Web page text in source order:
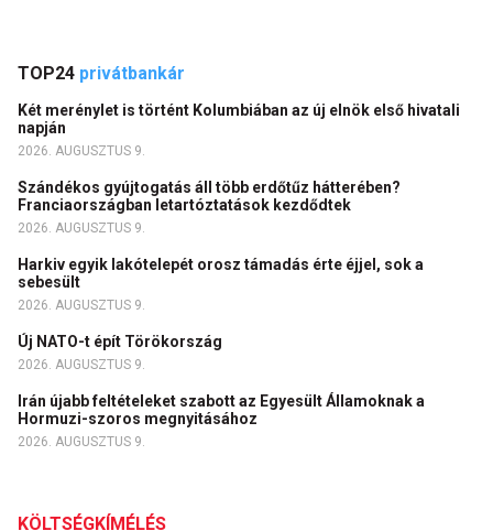
TOP24 privátbankár
Két merénylet is történt Kolumbiában az új elnök első hivatali
napján
2026. AUGUSZTUS 9.
Szándékos gyújtogatás áll több erdőtűz hátterében?
Franciaországban letartóztatások kezdődtek
2026. AUGUSZTUS 9.
Harkiv egyik lakótelepét orosz támadás érte éjjel, sok a
sebesült
2026. AUGUSZTUS 9.
Új NATO-t épít Törökország
2026. AUGUSZTUS 9.
Irán újabb feltételeket szabott az Egyesült Államoknak a
Hormuzi-szoros megnyitásához
2026. AUGUSZTUS 9.
KÖLTSÉGKÍMÉLÉS